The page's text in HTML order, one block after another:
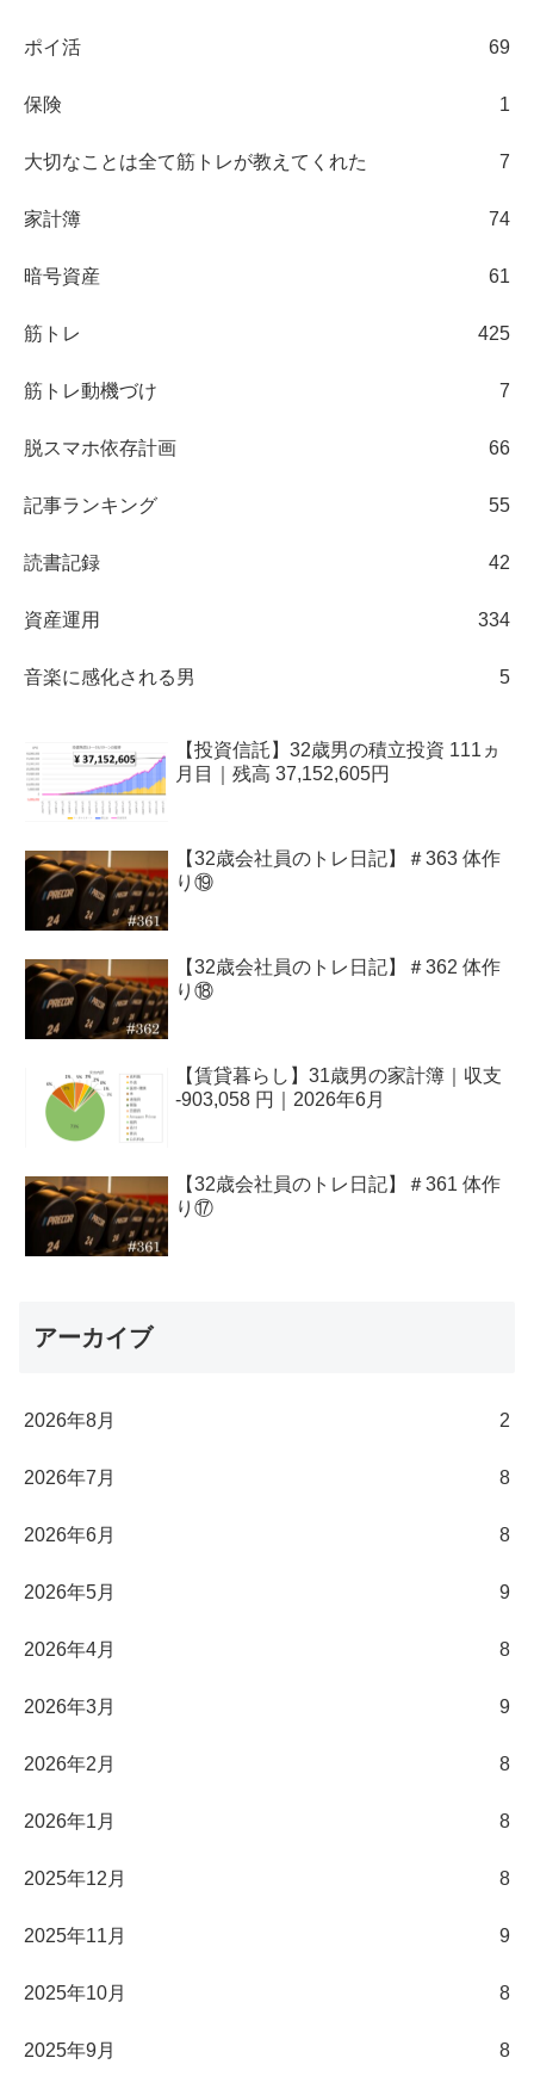
ポイ活 69
保険 1
大切なことは全て筋トレが教えてくれた 7
家計簿 74
暗号資産 61
筋トレ 425
筋トレ動機づけ 7
脱スマホ依存計画 66
記事ランキング 55
読書記録 42
資産運用 334
音楽に感化される男 5
【投資信託】32歳男の積立投資 111ヵ
月目｜残高 37,152,605円
【32歳会社員のトレ日記】＃363 体作
り⑲
【32歳会社員のトレ日記】＃362 体作
り⑱
【賃貸暮らし】31歳男の家計簿｜収支
-903,058 円｜2026年6月
【32歳会社員のトレ日記】＃361 体作
り⑰
アーカイブ
2026年8月 2
2026年7月 8
2026年6月 8
2026年5月 9
2026年4月 8
2026年3月 9
2026年2月 8
2026年1月 8
2025年12月 8
2025年11月 9
2025年10月 8
2025年9月 8